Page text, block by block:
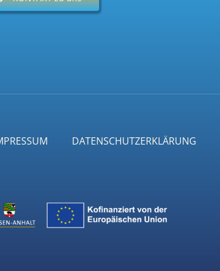
DATENSCHUTZERKLÄRUNG